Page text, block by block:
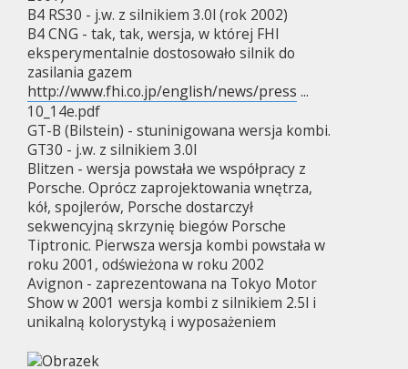
B4 RS30 - j.w. z silnikiem 3.0l (rok 2002)
B4 CNG - tak, tak, wersja, w której FHI
eksperymentalnie dostosowało silnik do
zasilania gazem
http://www.fhi.co.jp/english/news/press ...
10_14e.pdf
GT-B (Bilstein) - stuninigowana wersja kombi.
GT30 - j.w. z silnikiem 3.0l
Blitzen - wersja powstała we współpracy z
Porsche. Oprócz zaprojektowania wnętrza,
kół, spojlerów, Porsche dostarczył
sekwencyjną skrzynię biegów Porsche
Tiptronic. Pierwsza wersja kombi powstała w
roku 2001, odświeżona w roku 2002
Avignon - zaprezentowana na Tokyo Motor
Show w 2001 wersja kombi z silnikiem 2.5l i
unikalną kolorystyką i wyposażeniem